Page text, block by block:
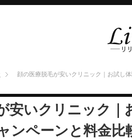
顔の医療脱毛が安いクリニック｜お試し
安いクリニック｜
ンペーンと料金比